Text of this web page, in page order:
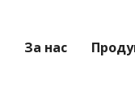
За нас